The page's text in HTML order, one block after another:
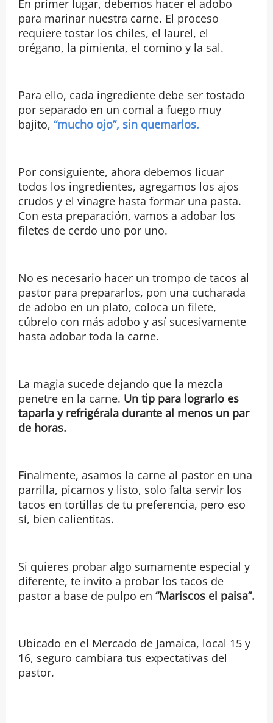
En primer lugar, debemos hacer el adobo
para marinar nuestra carne. El proceso
requiere tostar los chiles, el laurel, el
orégano, la pimienta, el comino y la sal.
Para ello, cada ingrediente debe ser tostado
por separado en un comal a fuego muy
bajito, “mucho ojo”, sin quemarlos.
Por consiguiente, ahora debemos licuar
todos los ingredientes, agregamos los ajos
crudos y el vinagre hasta formar una pasta.
Con esta preparación, vamos a adobar los
filetes de cerdo uno por uno.
No es necesario hacer un trompo de tacos al
pastor para prepararlos, pon una cucharada
de adobo en un plato, coloca un filete,
cúbrelo con más adobo y así sucesivamente
hasta adobar toda la carne.
La magia sucede dejando que la mezcla
penetre en la carne. Un tip para lograrlo es
taparla y refrigérala durante al menos un par
de horas.
Finalmente, asamos la carne al pastor en una
parrilla, picamos y listo, solo falta servir los
tacos en tortillas de tu preferencia, pero eso
sí, bien calientitas.
Si quieres probar algo sumamente especial y
diferente, te invito a probar los tacos de
pastor a base de pulpo en “Mariscos el paisa”.
Ubicado en el Mercado de Jamaica, local 15 y
16, seguro cambiara tus expectativas del
pastor.